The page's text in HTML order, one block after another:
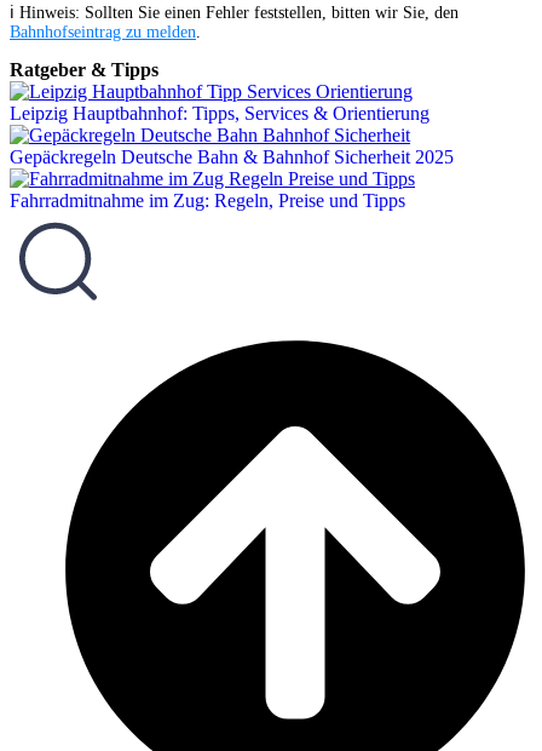
ℹ️ Hinweis: Sollten Sie einen Fehler feststellen, bitten wir Sie, den
Bahnhofseintrag zu melden
Ratgeber & Tipps
Leipzig Hauptbahnhof: Tipps, Services & Orientierung
Gepäckregeln Deutsche Bahn & Bahnhof Sicherheit 2025
Fahrradmitnahme im Zug: Regeln, Preise und Tipps